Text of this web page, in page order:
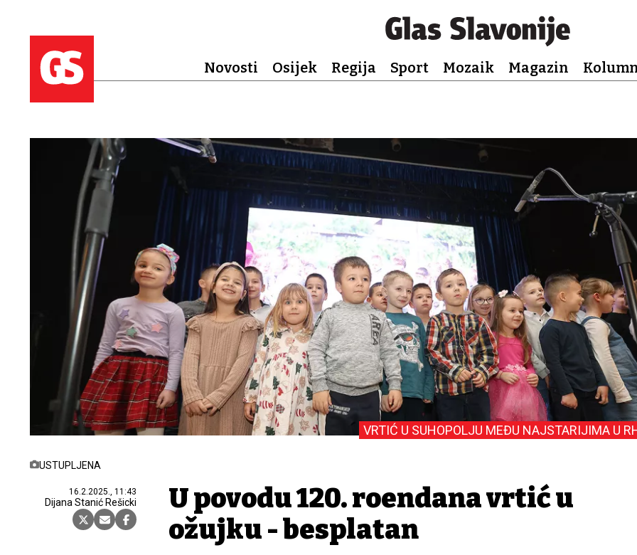
Novosti Osijek Regija Sport Mozaik Magazin
USTUPLJENA
16.2.2025., 11:43
Dijana Stanić Rešicki
VRTIĆ U SUHOPOLJU MEĐU NAJSTARIJIMA U
U povodu 120. rođendana vrtić u
ožujku - besplatan